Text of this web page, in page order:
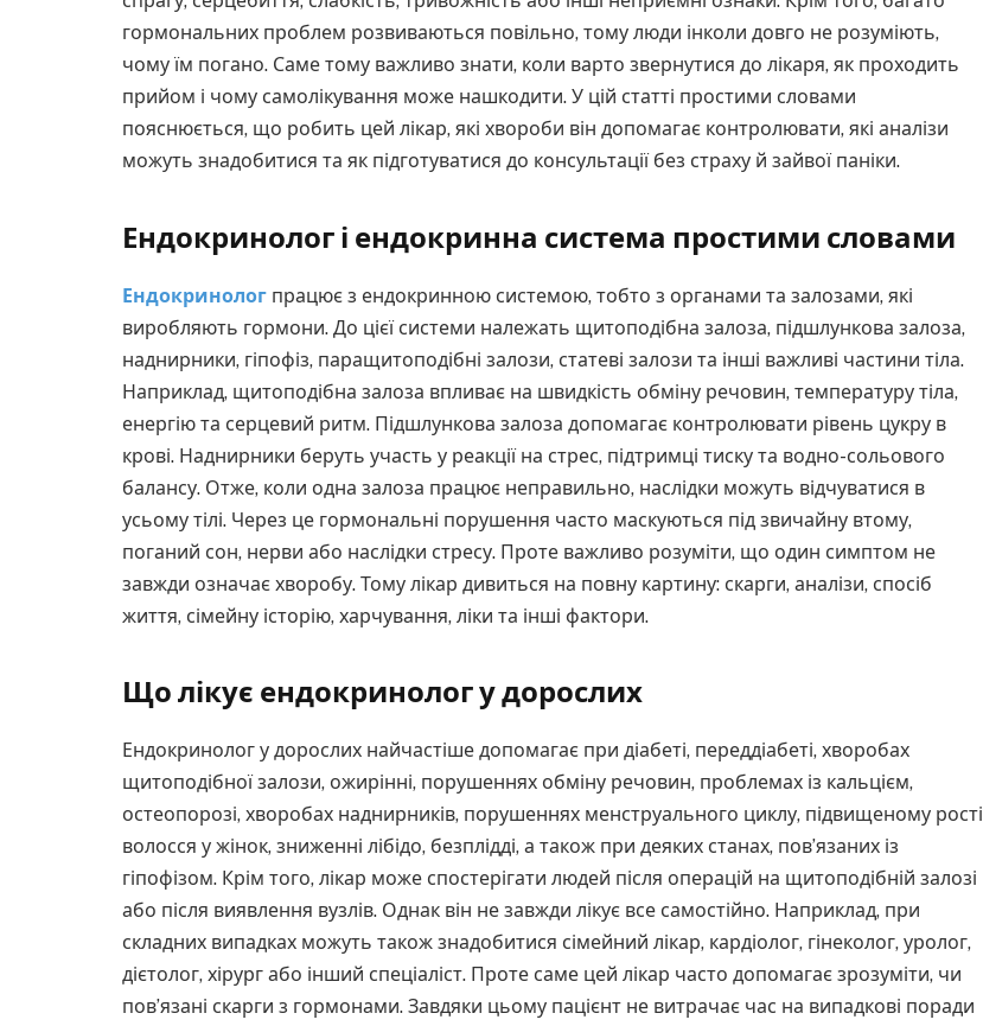
гормональних проблем розвиваються повільно, тому люди інколи довго не розуміють,
чому їм погано. Саме тому важливо знати, коли варто звернутися до лікаря, як проходить
прийом і чому самолікування може нашкодити. У цій статті простими словами
пояснюється, що робить цей лікар, які хвороби він допомагає контролювати, які аналізи
можуть знадобитися та як підготуватися до консультації без страху й зайвої паніки.
Ендокринолог і ендокринна система простими словами
Ендокринолог працює з ендокринною системою, тобто з органами та залозами, які
виробляють гормони. До цієї системи належать щитоподібна залоза, підшлункова залоза,
наднирники, гіпофіз, паращитоподібні залози, статеві залози та інші важливі частини тіла.
Наприклад, щитоподібна залоза впливає на швидкість обміну речовин, температуру тіла,
енергію та серцевий ритм. Підшлункова залоза допомагає контролювати рівень цукру в
крові. Наднирники беруть участь у реакції на стрес, підтримці тиску та водно-сольового
балансу. Отже, коли одна залоза працює неправильно, наслідки можуть відчуватися в
усьому тілі. Через це гормональні порушення часто маскуються під звичайну втому,
поганий сон, нерви або наслідки стресу. Проте важливо розуміти, що один симптом не
завжди означає хворобу. Тому лікар дивиться на повну картину: скарги, аналізи, спосіб
життя, сімейну історію, харчування, ліки та інші фактори.
Що лікує ендокринолог у дорослих
Ендокринолог у дорослих найчастіше допомагає при діабеті, переддіабеті, хворобах
щитоподібної залози, ожирінні, порушеннях обміну речовин, проблемах із кальцієм,
остеопорозі, хворобах наднирників, порушеннях менструального циклу, підвищеному рості
волосся у жінок, зниженні лібідо, безплідді, а також при деяких станах, пов’язаних із
гіпофізом. Крім того, лікар може спостерігати людей після операцій на щитоподібній залозі
або після виявлення вузлів. Однак він не завжди лікує все самостійно. Наприклад, при
складних випадках можуть також знадобитися сімейний лікар, кардіолог, гінеколог, уролог,
дієтолог, хірург або інший спеціаліст. Проте саме цей лікар часто допомагає зрозуміти, чи
пов’язані скарги з гормонами. Завдяки цьому пацієнт не витрачає час на випадкові поради